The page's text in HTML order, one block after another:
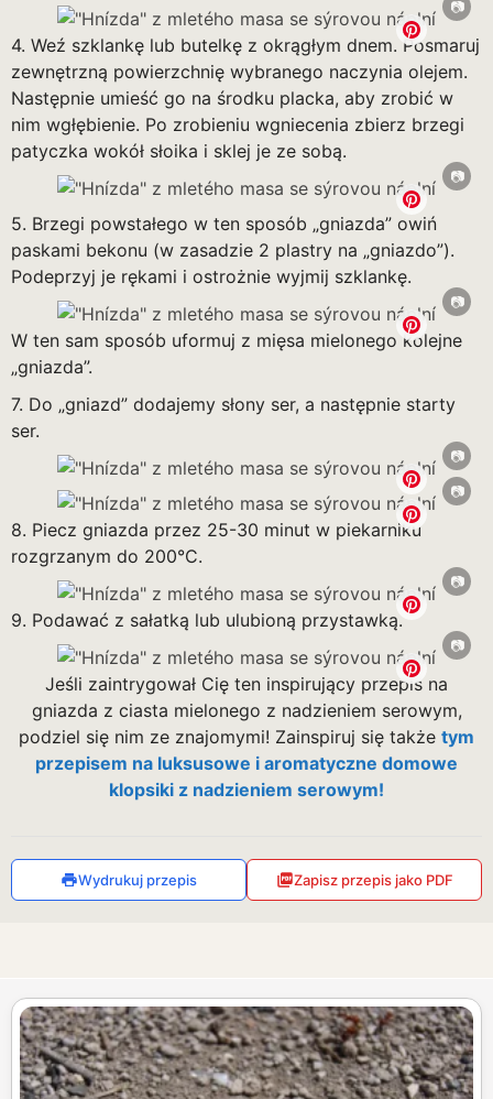
4. Weź szklankę lub butelkę z okrągłym dnem. Posmaruj
zewnętrzną powierzchnię wybranego naczynia olejem.
Następnie umieść go na środku placka, aby zrobić w
nim wgłębienie. Po zrobieniu wgniecenia zbierz brzegi
patyczka wokół słoika i sklej je ze sobą.
5. Brzegi powstałego w ten sposób „gniazda” owiń
paskami bekonu (w zasadzie 2 plastry na „gniazdo”).
Podeprzyj je rękami i ostrożnie wyjmij szklankę.
W ten sam sposób uformuj z mięsa mielonego kolejne
„gniazda”.
7. Do „gniazd” dodajemy słony ser, a następnie starty
ser.
8. Piecz gniazda przez 25-30 minut w piekarniku
rozgrzanym do 200°C.
9. Podawać z sałatką lub ulubioną przystawką.
Jeśli zaintrygował Cię ten inspirujący przepis na
gniazda z ciasta mielonego z nadzieniem serowym,
podziel się nim ze znajomymi! Zainspiruj się także tym
przepisem na luksusowe i aromatyczne domowe
klopsiki z nadzieniem serowym!
Wydrukuj przepis Zapisz przepis jako PDF